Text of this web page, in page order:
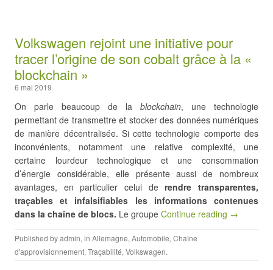
Volkswagen rejoint une initiative pour
tracer l’origine de son cobalt grâce à la «
blockchain »
6 mai 2019
On parle beaucoup de la blockchain, une technologie
permettant de transmettre et stocker des données numériques
de manière décentralisée. Si cette technologie comporte des
inconvénients, notamment une relative complexité, une
certaine lourdeur technologique et une consommation
d’énergie considérable, elle présente aussi de nombreux
avantages, en particulier celui de rendre transparentes,
traçables et infalsifiables les informations contenues
dans la chaîne de blocs. Le groupe Continue reading →
Published byadmin, in Allemagne, Automobile, Chaîne
d'approvisionnement, Traçabilité, Volkswagen.